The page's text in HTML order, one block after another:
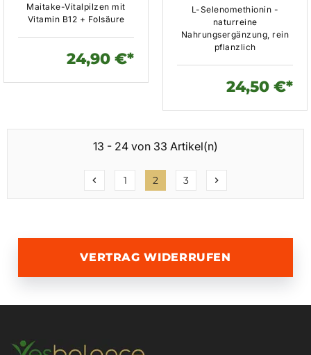
Maitake-Vitalpilzen mit
Vitamin B12 + Folsäure
24,90 €*
L-Selenomethionin -
naturreine
Nahrungsergänzung, rein
pflanzlich
24,50 €*
13 - 24 von 33 Artikel(n)
chevron_left 1 2 3 chevron_right
VERTRAG WIDERRUFEN